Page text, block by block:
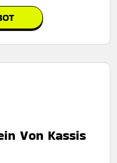
Von Kassis